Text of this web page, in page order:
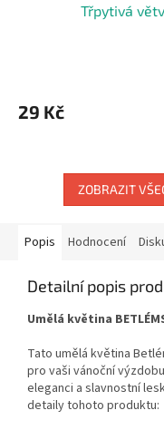
Třpytivá
29 Kč
ZOBRAZIT
Popis Hodnocení
Detailní popis
Umělá květina
Tato umělá květina
pro vaši vánoční
eleganci a slavnostní
detaily tohoto produktu: